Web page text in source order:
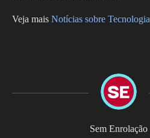
Veja mais Notícias sobre Tecnologia
Sem Enrolação